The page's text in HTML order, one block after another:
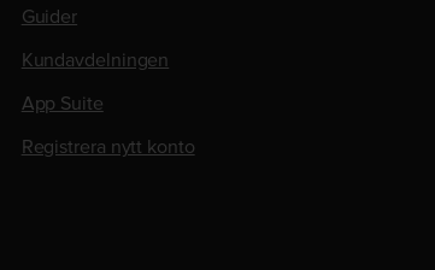
Guider
Kundavdelningen
App Suite
Registrera nytt konto